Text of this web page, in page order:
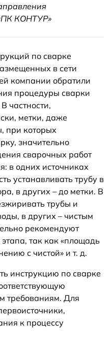
КОНТУР»
по сварке
в сети
компании обратили
процедуры сварки
частности,
метки, даже
при которых
значительно
сварочных работ
в одних источниках
устанавливать трубу в
в других – до метки. В
трубы и
в других – чистым
рекомендуют
этапа, так как «площадь
с чистой» и т. д.
инструкцию по сварке
требованиям. Для
к процессу